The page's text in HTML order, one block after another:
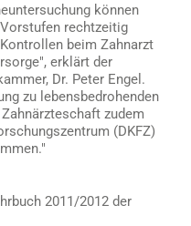
können
rechtzeitig
beim Zahnarzt
erklärt der
Dr. Peter Engel.
zu lebensbedrohenden
zudem
(DKFZ)
2011/2012 der